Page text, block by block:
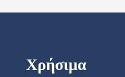
Χρήσιμα